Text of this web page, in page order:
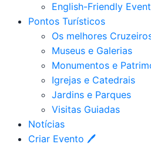
English-Friendly
Pontos Turísticos
Os melhores
Museus e Galerias
Monumentos e
Igrejas e Catedrais
Jardins e Parques
Visitas Guiadas
Notícias
Criar Evento 🖊